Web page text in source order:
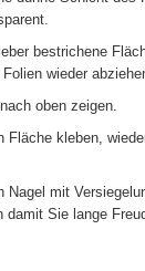
bestrichene
wieder
oben zeigen.
kleben,
mit
Sie lange